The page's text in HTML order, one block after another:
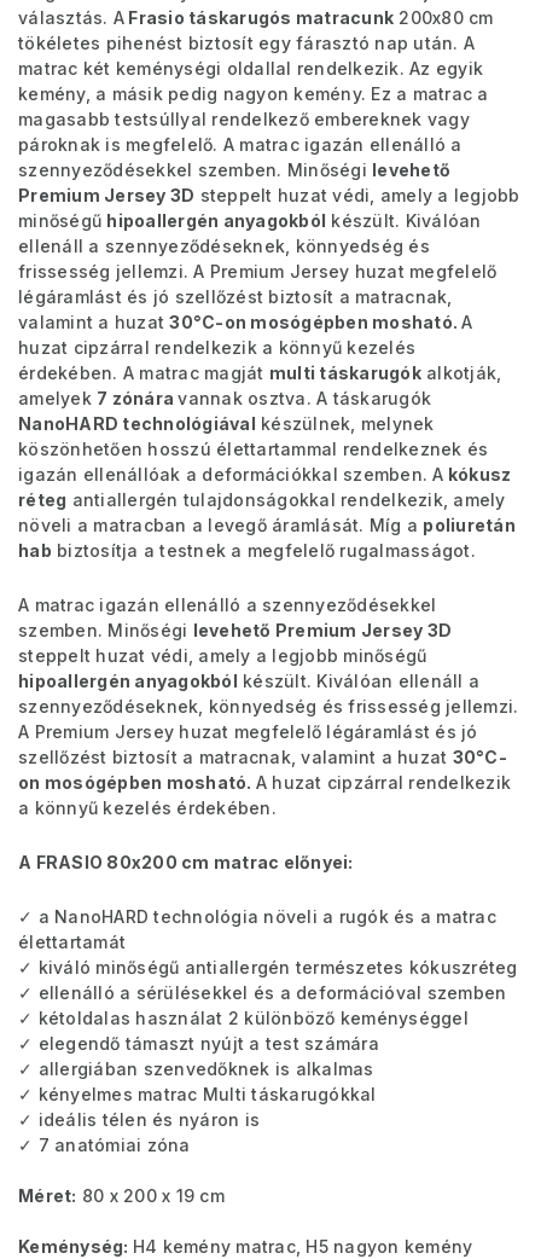
választás. A Frasio táskarugós matracunk 200x80 cm
tökéletes pihenést biztosít egy fárasztó nap után. A
matrac két keménységi oldallal rendelkezik. Az egyik
kemény, a másik pedig nagyon kemény. Ez a matrac a
magasabb testsúllyal rendelkező embereknek vagy
pároknak is megfelelő. A matrac igazán ellenálló a
szennyeződésekkel szemben. Minőségi levehető
Premium Jersey 3D steppelt huzat védi, amely a legjobb
minőségű hipoallergén anyagokból készült. Kiválóan
ellenáll a szennyeződéseknek, könnyedség és
frissesség jellemzi. A Premium Jersey huzat megfelelő
légáramlást és jó szellőzést biztosít a matracnak,
valamint a huzat30°C-on mosógépben mosható.A
huzat cipzárral rendelkezik a könnyű kezelés
érdekében. A matrac magját multi táskarugókalkotják,
amelyek 7 zónáravannak osztva. A táskarugók
NanoHARD technológiával készülnek, melynek
köszönhetően hosszú élettartammal rendelkeznek és
igazán ellenállóak a deformációkkal szemben. A kókusz
réteg antiallergén tulajdonságokkal rendelkezik, amely
növeli a matracban a levegő áramlását. Míg a poliuretán
hab biztosítja a testnek a megfelelő rugalmasságot.
A matrac igazán ellenálló a szennyeződésekkel
szemben. Minőségi levehető Premium Jersey 3D
steppelt huzat védi, amely a legjobb minőségű
hipoallergén anyagokból készült. Kiválóan ellenáll a
szennyeződéseknek, könnyedség és frissesség jellemzi.
A Premium Jersey huzat megfelelő légáramlást és jó
szellőzést biztosít a matracnak, valamint a huzat 30°C-
on mosógépben mosható. A huzat cipzárral rendelkezik
a könnyű kezelés érdekében.
A FRASIO 80x200 cm matrac előnyei:
✓ a NanoHARD technológia növeli a rugók és a matrac
élettartamát
✓ kiváló minőségű antiallergén természetes kókuszréteg
✓ ellenálló a sérülésekkel és a deformációval szemben
✓ kétoldalas használat 2 különböző keménységgel
✓ elegendő támaszt nyújt a test számára
✓ allergiában szenvedőknek is alkalmas
✓ kényelmes matrac Multi táskarugókkal
✓ ideális télen és nyáron is
✓ 7 anatómiai zóna
Méret: 80 x 200 x 19 cm
Keménység: H4 kemény matrac, H5 nagyon kemény